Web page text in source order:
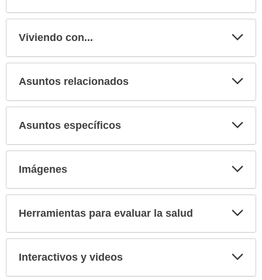
Viviendo con...
Asuntos relacionados
Asuntos específicos
Imágenes
Herramientas para evaluar la salud
Interactivos y videos